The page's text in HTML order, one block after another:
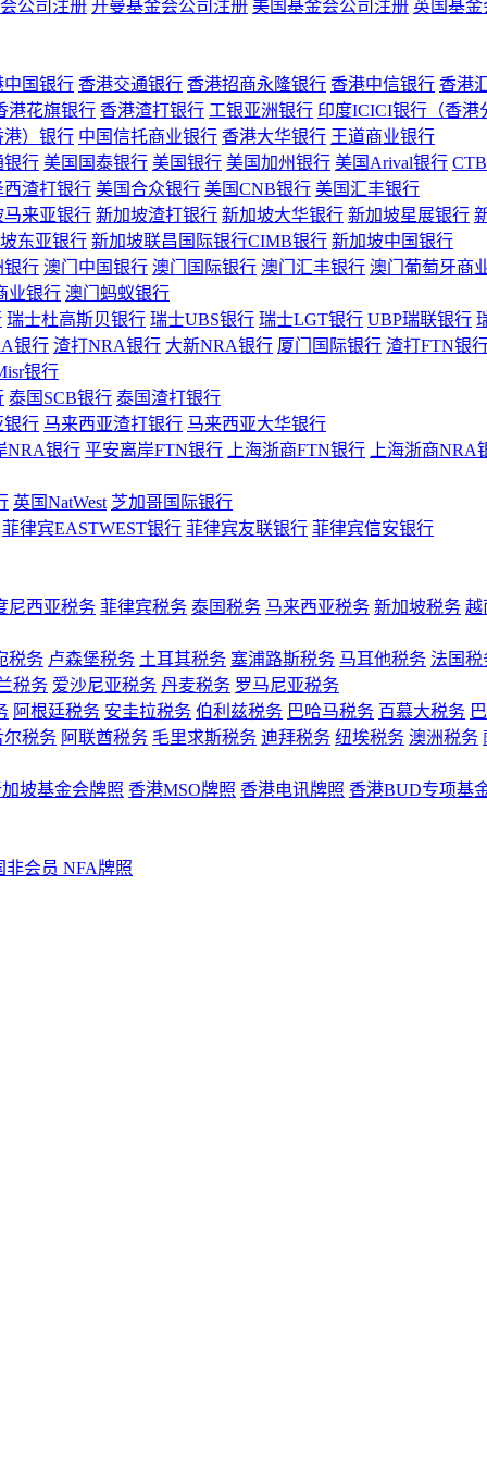
公司注册 开曼基金会公司注册 美国基金会公司注册 英国基
中国银行 香港交通银行 香港招商永隆银行 香港中信银行 香港
港花旗银行 香港渣打银行 工银亚洲银行 印度ICICI银行（香港
港）银行 中国信托商业银行 香港大华银行 王道商业银行
银行 美国国泰银行 美国银行 美国加州银行 美国Arival银行
西渣打银行 美国合众银行 美国CNB银行 美国汇丰银行
马来亚银行 新加坡渣打银行 新加坡大华银行 新加坡星展银行
东亚银行 新加坡联昌国际银行CIMB银行 新加坡中国银行
银行 澳门中国银行 澳门国际银行 澳门汇丰银行 澳门葡萄牙商
业银行 澳门蚂蚁银行
瑞士杜高斯贝银行 瑞士UBS银行 瑞士LGT银行 UBP瑞联银行
银行 渣打NRA银行 大新NRA银行 厦门国际银行 渣打FTN银
银行
泰国SCB银行 泰国渣打银行
银行 马来西亚渣打银行 马来西亚大华银行
NRA银行 平安离岸FTN银行 上海浙商FTN银行 上海浙商NRA
英国NatWest 芝加哥国际银行
菲律宾EASTWEST银行 菲律宾友联银行 菲律宾信安银行
尼西亚税务 菲律宾税务 泰国税务 马来西亚税务 新加坡税务 越
税务 卢森堡税务 土耳其税务 塞浦路斯税务 马耳他税务 法国税
税务 爱沙尼亚税务 丹麦税务 罗马尼亚税务
阿根廷税务 安圭拉税务 伯利兹税务 巴哈马税务 百慕大税务
尔税务 阿联酋税务 毛里求斯税务 迪拜税务 纽埃税务 澳洲税务
坡基金会牌照 香港MSO牌照 香港电讯牌照 香港BUD专项基
非会员 NFA牌照